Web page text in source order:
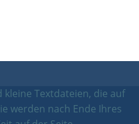
Textdateien, die auf
werden nach Ende Ihres